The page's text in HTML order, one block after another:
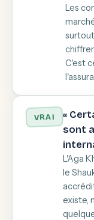
Les
C'est
VRAI
«
sont
L'Aga
le
existe,